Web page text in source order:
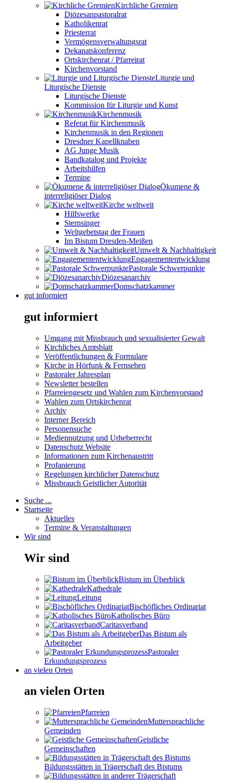
Kirchliche Gremien
Diözesanpastoralrat
Katholikenrat
Priesterrat
Vermögensverwaltungsrat
Dekanatskonferenz
Ortskirchenrat / Pfarreirat
Kirchenvorstand
Liturgie und
Liturgische Dienste
Liturgische Dienste
Kommission für Liturgie und Kunst
Kirchenmusik
Referat für Kirchenmusik
Kirchenmusik in den Regionen
Dresdner Kapellknaben
AG Junge Musik
Bandkatalog und Projekte
Arbeitshilfen
Termine
Ökumene &
interreligiöser Dialog
Kirche weltweit
Hilfswerke
Sternsinger
Weltgebetstag der Frauen
Im Bistum Dresden-Meißen
Umwelt & Nachhaltigkeit
Engagemententwicklung
Pastorale Schwerpunkte
Diözesanarchiv
Domschatzkammer
gut informiert
gut informiert
Umgang mit Missbrauch und sexualisierter Gewalt
Kirchliches Amtsblatt
Veröffentlichungen & Formulare
Kirche in Hörfunk & Fernsehen
Pastoraler Jahresplan
Newsletter bestellen
Pfarreiengesetz und Wahlen zum Kirchenvorstand
Wahlen zum Ortskirchenrat
Archiv
Interner Bereich
Personensuche
Mediennutzung und Urheberrecht
Datenschutz Website
Informationen zum Kirchenaustritt
Profanierung
Regelungen kirchlicher Datenschutz
Missbrauch Geistlicher Autorität
Suche ...
Startseite
Aktuelles
Termine & Veranstaltungen
Wir sind
Wir sind
Bistum im Überblick
Kathedrale
Leitung
Bischöfliches Ordinariat
Katholisches Büro
Caritasverband
Das Bistum als
Arbeitgeber
Pastoraler
Erkundungsprozess
an vielen Orten
an vielen Orten
Pfarreien
Muttersprachliche
Gemeinden
Geistliche
Gemeinschaften
Bildungsstätten in Trägerschaft des Bistums